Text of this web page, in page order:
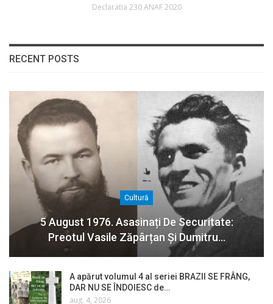
Declaratia 230 ANAF 2020
RECENT POSTS
Cultură
5 August 1976. Asasinați De Securitate:
Preotul Vasile Zăpârțan Și Dumitru…
A apărut volumul 4 al seriei BRAZII SE FRÂNG,
DAR NU SE ÎNDOIESC de…
aug. 4, 2026